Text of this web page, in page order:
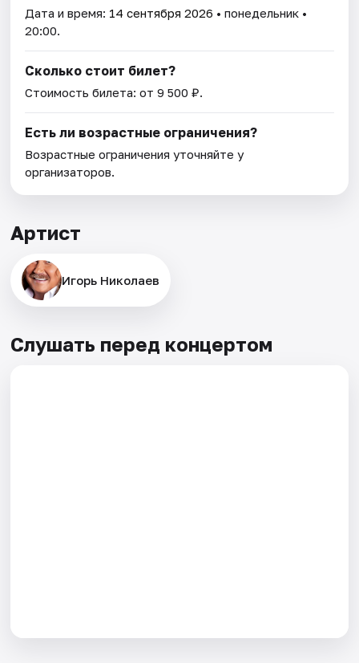
Дата и время: 14 сентября 2026 • понедельник •
20:00.
Сколько стоит билет?
Стоимость билета: от 9 500 ₽.
Есть ли возрастные ограничения?
Возрастные ограничения уточняйте у
организаторов.
Артист
Игорь Николаев
Слушать перед концертом